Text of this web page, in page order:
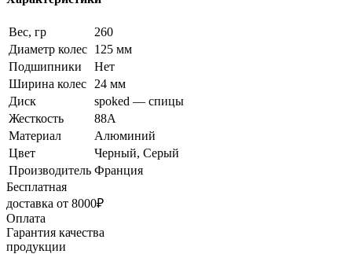
Вес, гр
260
Диаметр колес 125 мм
Подшипники
Нет
Ширина колес
24 мм
Диск
spoked — спицы
Жесткость
88A
Материал
Алюминий
Цвет
Черный, Серый
Производитель Франция
Бесплатная
доставка от 8000₽
Оплата
Гарантия качества
продукции